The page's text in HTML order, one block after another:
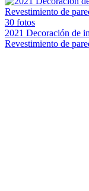
30 fotos
2021 Decoración de
Revestimiento de